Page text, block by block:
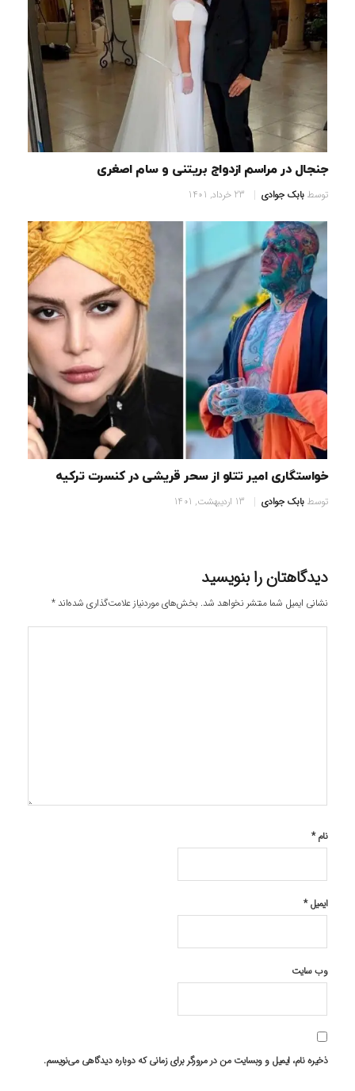
جنجال در مراسم ازدواج بریتنی و سام اصغری
توسطبابک جوادی 23 خرداد, 1401
خواستگاری امیر تتلو از سحر قریشی در کنسرت ترکیه
توسطبابک جوادی 13 اردیبهشت, 1401
دیدگاهتان را بنویسید
نشانی ایمیل شما منتشر نخواهد شد. بخش‌های موردنیاز علامت‌گذاری شده‌اند*
نام*
ایمیل*
وب‌ سایت
ذخیره نام، ایمیل و وبسایت من در مرورگر برای زمانی که دوباره دیدگاهی می‌نویسم.